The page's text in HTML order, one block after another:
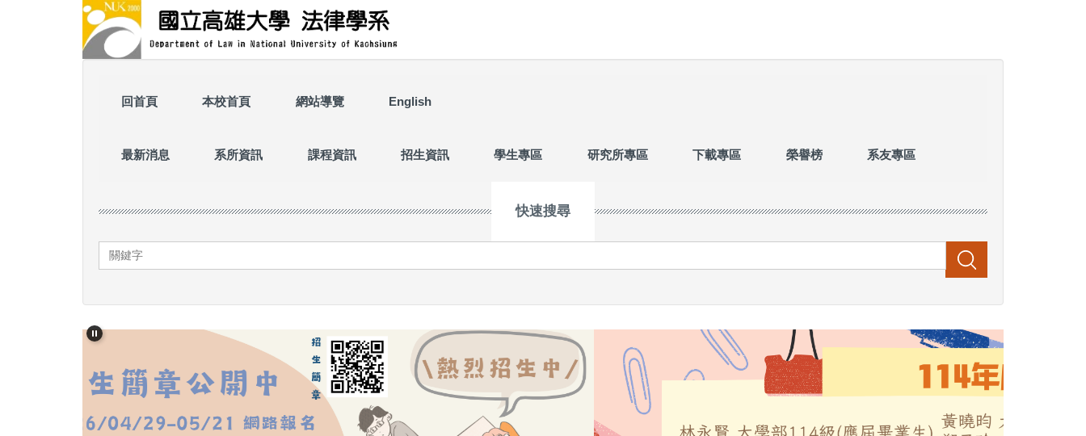
回首頁 本校首頁 網站導覽 English
最新消息 系所資訊 課程資訊 招生資訊 學生專區 研究所專區 下載專區 榮譽榜 系友專區
快速搜尋
搜尋